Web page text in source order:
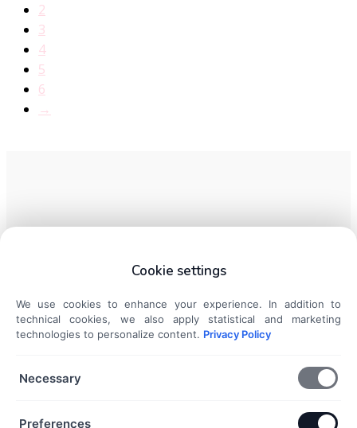
2
3
4
5
6
→
Ezüst charmok és medálok
Ezüst karkötők
Cookie settings
We use cookies to enhance your experience. In addition to
technical cookies, we also apply statistical and marketing
technologies to personalize content. Privacy Policy
Necessary
Preferences